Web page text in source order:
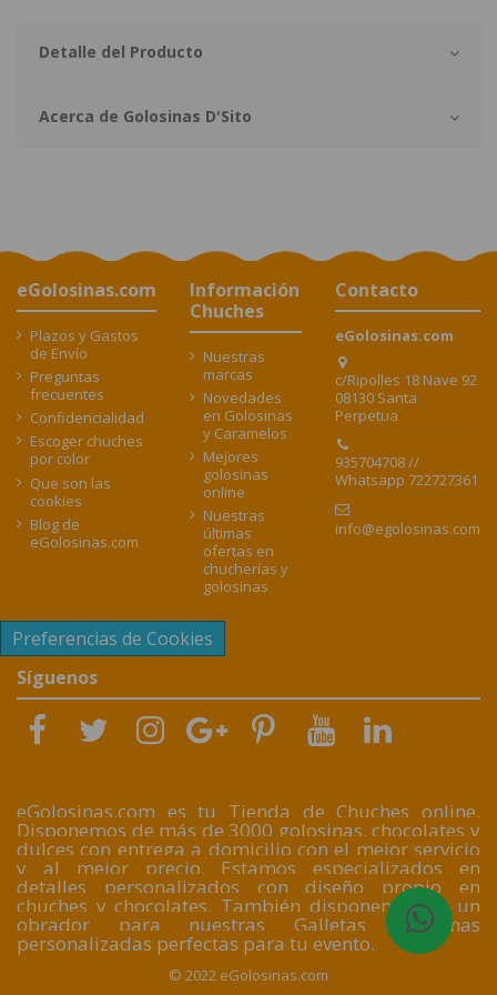
Detalle del Producto
Acerca de Golosinas D'Sito
eGolosinas.com
Plazos y Gastos
de Envío
Preguntas
frecuentes
Confidencialidad
Escoger chuches
por color
Que son las
cookies
Blog de
eGolosinas.com
Información
Chuches
Nuestras
marcas
Novedades
en Golosinas
y Caramelos
Mejores
golosinas
online
Nuestras
últimas
ofertas en
chucherías y
golosinas
Contacto
eGolosinas.com
c/Ripolles 18 Nave 92
08130 Santa
Perpetua
935704708 //
Whatsapp 722727361
info@egolosinas.com
Preferencias de Cookies
Síguenos
eGolosinas.com es tu Tienda de Chuches online.
Disponemos de más de 3000 golosinas, chocolates y
dulces con entrega a domicilio con el mejor servicio
y al mejor precio. Estamos especializados en
detalles personalizados con diseño propio en
chuches y chocolates. También disponemos de un
obrador para nuestras Galletas artesanas
personalizadas perfectas para tu evento.
© 2022 eGolosinas.com